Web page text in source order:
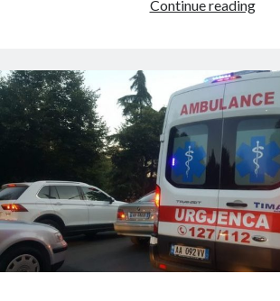
Continue reading“Më
Ola
me
për
punët